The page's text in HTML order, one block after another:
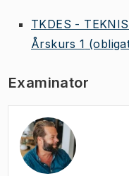
TKDES -
Årskurs 1
Examinator